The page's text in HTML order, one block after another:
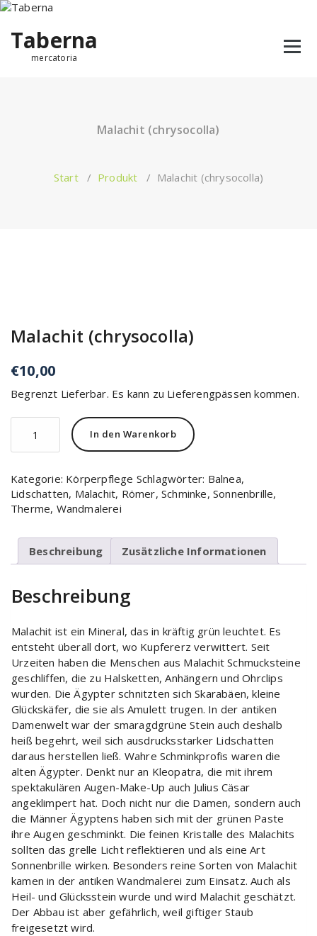
Taberna
mercatoria
Malachit (chrysocolla)
Start/ Produkt / Malachit (chrysocolla)
Malachit (chrysocolla)
€10,00
Begrenzt Lieferbar. Es kann zu Lieferengpässen kommen.
In den Warenkorb
Kategorie: Körperpflege Schlagwörter: Balnea,
Lidschatten, Malachit, Römer,Schminke,Sonnenbrille,
Therme, Wandmalerei
Beschreibung Zusätzliche Informationen
Beschreibung
Malachit ist ein Mineral, das in kräftig grün leuchtet. Es
entsteht überall dort, wo Kupfererz verwittert. Seit
Urzeiten haben die Menschen aus Malachit Schmucksteine
geschliffen, die zu Halsketten, Anhängern und Ohrclips
wurden. Die Ägypter schnitzten sich Skarabäen, kleine
Glückskäfer, die sie als Amulett trugen. In der antiken
Damenwelt war der smaragdgrüne Stein auch deshalb
heiß begehrt, weil sich ausdrucksstarker Lidschatten
daraus herstellen ließ. Wahre Schminkprofis waren die
alten Ägypter. Denkt nur an Kleopatra, die mit ihrem
spektakulären Augen-Make-Up auch Julius Cäsar
angeklimpert hat. Doch nicht nur die Damen, sondern auch
die Männer Ägyptens haben sich mit der grünen Paste
ihre Augen geschminkt. Die feinen Kristalle des Malachits
sollten das grelle Licht reflektieren und als eine Art
Sonnenbrille wirken. Besonders reine Sorten von Malachit
kamen in der antiken Wandmalerei zum Einsatz. Auch als
Heil- und Glücksstein wurde und wird Malachit geschätzt.
Der Abbau ist aber gefährlich, weil giftiger Staub
freigesetzt wird.